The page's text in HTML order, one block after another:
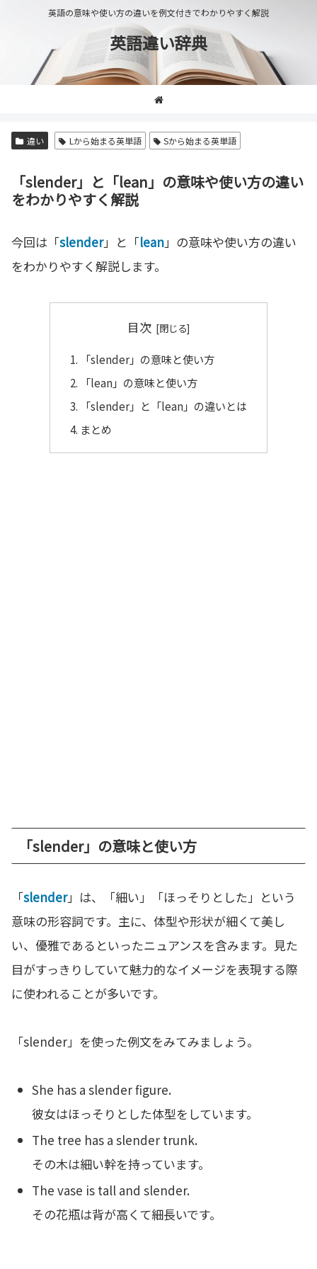
英語の意味や使い方の違いを例文付きでわかりやすく解説
英語違い辞典
違い Lから始まる英単語 Sから始まる英単語
「slender」と「lean」の意味や使い方の違い
をわかりやすく解説
今回は「slender」と「lean」の意味や使い方の違い
をわかりやすく解説します。
目次
「slender」の意味と使い方
「lean」の意味と使い方
「slender」と「lean」の違いとは
まとめ
「slender」の意味と使い方
「slender」は、「細い」「ほっそりとした」という
意味の形容詞です。主に、体型や形状が細くて美し
い、優雅であるといったニュアンスを含みます。見た
目がすっきりしていて魅力的なイメージを表現する際
に使われることが多いです。
「slender」を使った例文をみてみましょう。
She has a slender figure.
彼女はほっそりとした体型をしています。
The tree has a slender trunk.
その木は細い幹を持っています。
The vase is tall and slender.
その花瓶は背が高くて細長いです。